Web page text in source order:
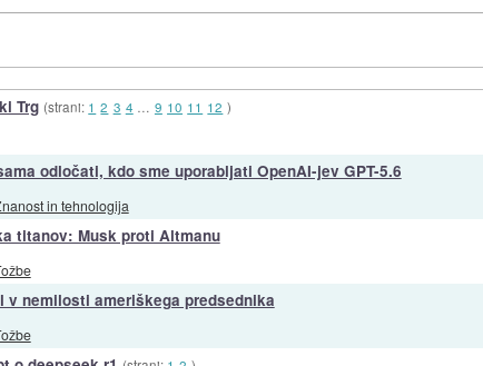
Trg (strani: 1 2 3 4 … 9 10 11 12 )
odločati, kdo sme uporabljati OpenAI-jev GPT-5.6
in tehnologija
titanov: Musk proti Altmanu
v nemilosti ameriškega predsednika